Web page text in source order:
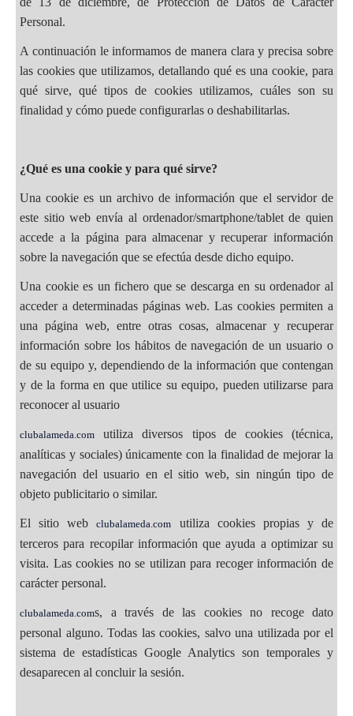
Personal.
A continuación le informamos de manera clara y precisa sobre
las cookies que utilizamos, detallando qué es una cookie, para
qué sirve, qué tipos de cookies utilizamos, cuáles son su
finalidad y cómo puede configurarlas o deshabilitarlas.
¿Qué es una cookie y para qué sirve?
Una cookie es un archivo de información que el servidor de
este sitio web envía al ordenador/smartphone/tablet de quien
accede a la página para almacenar y recuperar información
sobre la navegación que se efectúa desde dicho equipo.
Una cookie es un fichero que se descarga en su ordenador al
acceder a determinadas páginas web. Las cookies permiten a
una página web, entre otras cosas, almacenar y recuperar
información sobre los hábitos de navegación de un usuario o
de su equipo y, dependiendo de la información que contengan
y de la forma en que utilice su equipo, pueden utilizarse para
reconocer al usuario
clubalameda.com utiliza diversos tipos de cookies (técnica,
analíticas y sociales) únicamente con la finalidad de mejorar la
navegación del usuario en el sitio web, sin ningún tipo de
objeto publicitario o similar.
El sitio webclubalameda.com utiliza cookies propias y de
terceros para recopilar información que ayuda a optimizar su
visita. Las cookies no se utilizan para recoger información de
carácter personal.
clubalameda.coms, a través de las cookies no recoge dato
personal alguno. Todas las cookies, salvo una utilizada por el
sistema de estadísticas Google Analytics son temporales y
desaparecen al concluir la sesión.